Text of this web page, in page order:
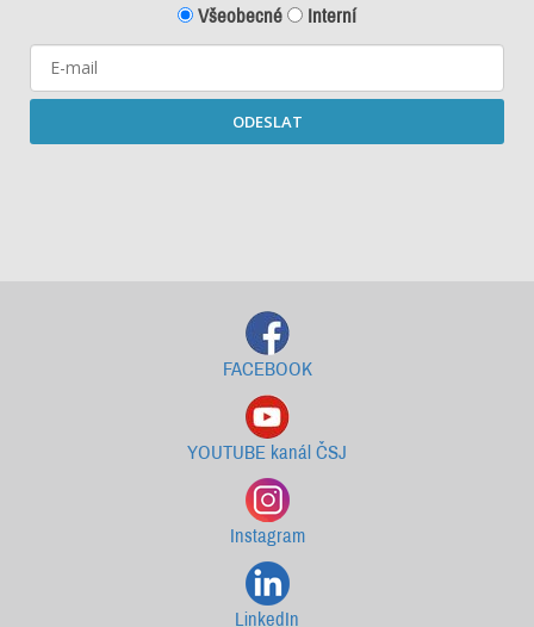
Všeobecné
Interní
ODESLAT
FACEBOOK
YOUTUBE kanál ČSJ
Instagram
LinkedIn